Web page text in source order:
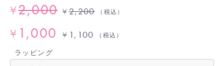
¥2,000
¥ 1,000
¥ 2,200 （税込）
¥ 1,100 （税込）
ラッピング